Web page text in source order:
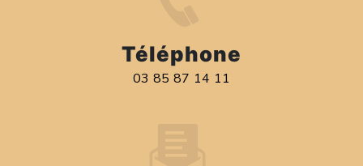
Téléphone
03 85 87 14 11